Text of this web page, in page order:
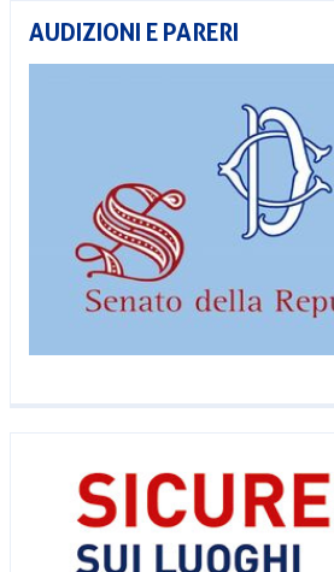
AUDIZIONI E PARERI